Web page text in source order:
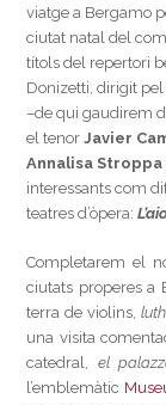
viatge a Bergamo
ciutat natal del
títols del repertori
Donizetti, dirigit pel
–de qui gaudirem
el tenorJavier
Annalisa Stroppa
interessants com
teatres d’òpera:
Completarem el
ciutats properes a
terra de violins,
una visita
catedral, el
l’emblemàtic